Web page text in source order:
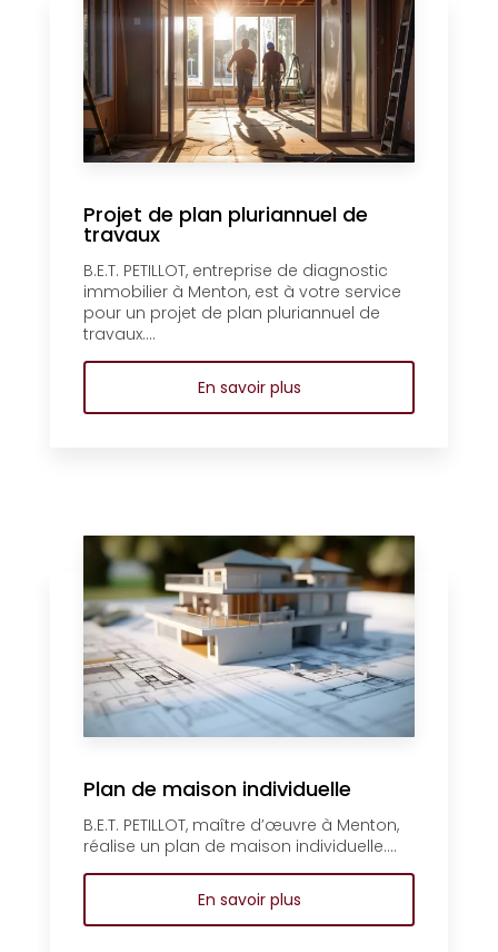
Projet de plan pluriannuel de
travaux
B.E.T. PETILLOT, entreprise de diagnostic
immobilier à Menton, est à votre service
pour un projet de plan pluriannuel de
travaux....
En savoir plus
Plan de maison individuelle
B.E.T. PETILLOT, maître d’œuvre à Menton,
réalise un plan de maison individuelle....
En savoir plus